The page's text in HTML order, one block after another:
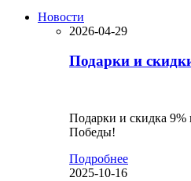
Новости
2026-04-29
Подарки и
Подарки и скидка 9%
Победы!
Подробнее
2025-10-16